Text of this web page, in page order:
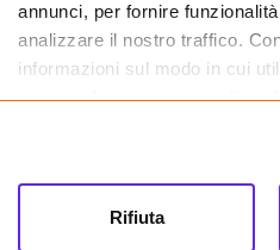
annunci, per fornire
analizzare il nostro traffico.
informazioni sul modo in cui
partner che si occupano di
informazioni che hai fornito
tuo utilizzo dei loro servizi.
Rifiuta